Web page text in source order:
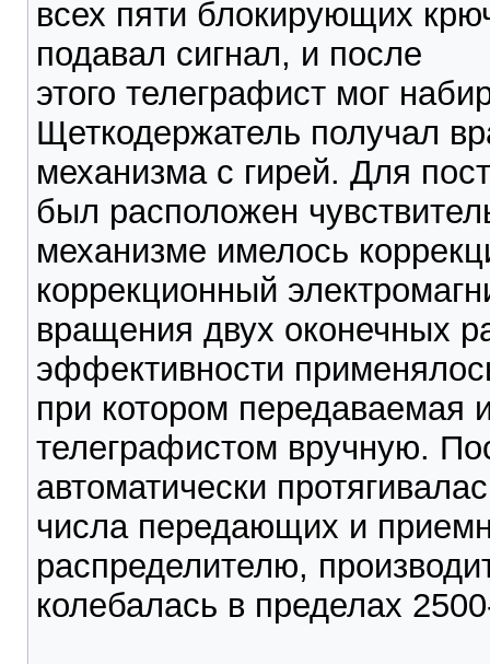
всех пяти блокирующих
подавал сигнал, и после
этого телеграфист мог
Щеткодержатель получал
механизма с гирей. Для
был расположен
механизме имелось
коррекционный
вращения двух оконечных
эффективности
при котором передаваемая
телеграфистом вручную.
автоматически
числа передающих и
распределителю,
колебалась в пределах